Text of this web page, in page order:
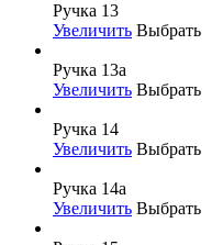
Ручка 13
Увеличить Выбрать
Ручка 13а
Увеличить Выбрать
Ручка 14
Увеличить Выбрать
Ручка 14а
Увеличить Выбрать